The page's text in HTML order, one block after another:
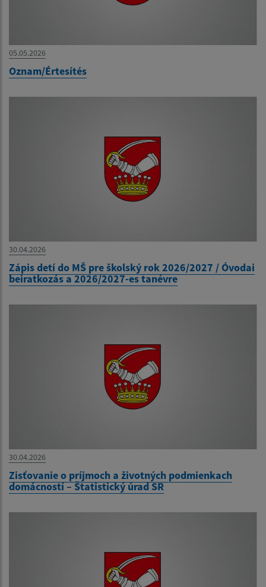
05.05.2026
Oznam/Értesítés
30.04.2026
Zápis detí do MŠ pre školský rok 2026/2027 / Óvodai
beiratkozás a 2026/2027-es tanévre
30.04.2026
Zisťovanie o príjmoch a životných podmienkach
domácností – Štatistický úrad SR